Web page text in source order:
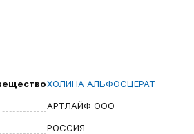
ХОЛИНА АЛЬФОСЦЕРАТ
АРТЛАЙФ ООО
РОССИЯ